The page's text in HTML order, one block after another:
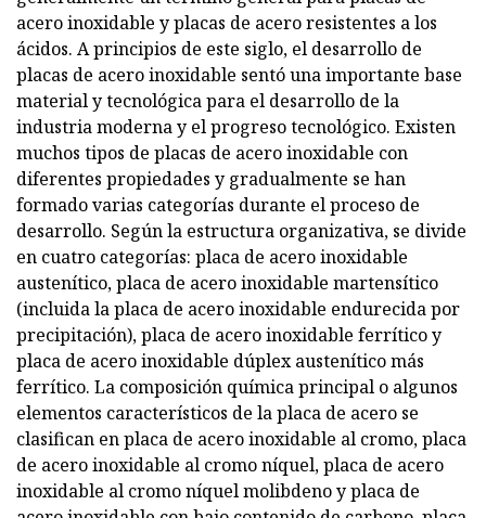
acero inoxidable y placas de acero resistentes a los
ácidos. A principios de este siglo, el desarrollo de
placas de acero inoxidable sentó una importante base
material y tecnológica para el desarrollo de la
industria moderna y el progreso tecnológico. Existen
muchos tipos de placas de acero inoxidable con
diferentes propiedades y gradualmente se han
formado varias categorías durante el proceso de
desarrollo. Según la estructura organizativa, se divide
en cuatro categorías: placa de acero inoxidable
austenítico, placa de acero inoxidable martensítico
(incluida la placa de acero inoxidable endurecida por
precipitación), placa de acero inoxidable ferrítico y
placa de acero inoxidable dúplex austenítico más
ferrítico. La composición química principal o algunos
elementos característicos de la placa de acero se
clasifican en placa de acero inoxidable al cromo, placa
de acero inoxidable al cromo níquel, placa de acero
inoxidable al cromo níquel molibdeno y placa de